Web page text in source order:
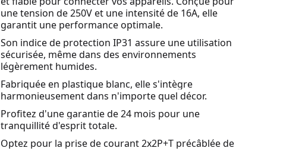
une tension de 250V et une intensité de 16A, elle
garantit une performance optimale.
Son indice de protection IP31 assure une utilisation
sécurisée, même dans des environnements
légèrement humides.
Fabriquée en plastique blanc, elle s'intègre
harmonieusement dans n'importe quel décor.
Profitez d'une garantie de 24 mois pour une
tranquillité d'esprit totale.
Optez pour la prise de courant 2x2P+T précâblée de